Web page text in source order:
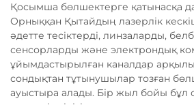
Қосымша бөлшектерге қатынасқа
Орныққан Қытайдың лазерлік
әдетте тесіктерді, линзаларды,
сенсорларды және электрондық
ұйымдастырылған каналдар
сондықтан тұтынушылар тозған
ауыстыра алады. Бір жыл бойы бұл